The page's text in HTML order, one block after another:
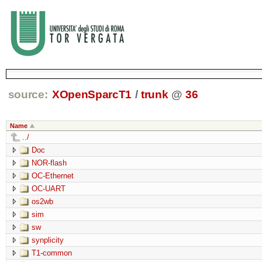
source: XOpenSparcT1 / trunk @ 36
Name
../
Doc
NOR-flash
OC-Ethernet
OC-UART
os2wb
sim
sw
synplicity
T1-common